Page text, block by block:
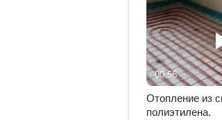
00:56
Отопление из
полиэтилена.